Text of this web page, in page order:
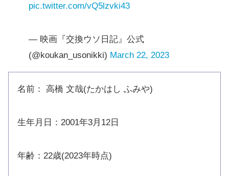
pic.twitter.com/vQ5lzvki43
— 映画『交換ウソ日記』公式
(@koukan_usonikki) March 22, 2023
名前： 高橋 文哉(たかはし ふみや)
生年月日：2001年3月12日
年齢：22歳(2023年時点)